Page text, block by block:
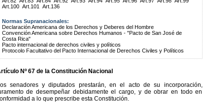
Art.100 Art.101 Art.136
Normas Supranacionales:
Declaración Americana de los Derechos y Deberes del Hombre
Convención Americana sobre Derechos Humanos - "Pacto de San José de
Costa Rica"
Pacto internacional de derechos civiles y políticos
Protocolo Facultativo del Pacto Internacional de Derechos Civiles y Políticos
Nº 67 de la Constitución Nacional
senadores y diputados prestarán, en el acto de su incorporación,
de desempeñar debidamente el cargo, y de obrar en todo en
a lo que prescribe esta Constitución.